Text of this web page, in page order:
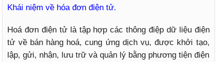
Khái niệm về hóa đơn điện tử.
Hoá đơn điện tử là tập hợp các thông điệp dữ liệu điện
tử về bán hàng hoá, cung ứng dịch vụ, được khởi tạo,
lập, gửi, nhận, lưu trữ và quản lý bằng phương tiện điện